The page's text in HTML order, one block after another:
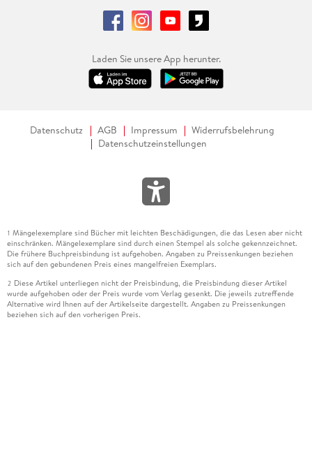
Laden Sie unsere App herunter.
Datenschutz AGB Impressum
Widerrufsbelehrung
Datenschutzeinstellungen
1 Mängelexemplare sind Bücher mit leichten Beschädigungen, die das Lesen aber nicht
einschränken. Mängelexemplare sind durch einen Stempel als solche gekennzeichnet.
Die frühere Buchpreisbindung ist aufgehoben. Angaben zu Preissenkungen beziehen
sich auf den gebundenen Preis eines mangelfreien Exemplars.
2 Diese Artikel unterliegen nicht der Preisbindung, die Preisbindung dieser Artikel
wurde aufgehoben oder der Preis wurde vom Verlag gesenkt. Die jeweils zutreffende
Alternative wird Ihnen auf der Artikelseite dargestellt. Angaben zu Preissenkungen
beziehen sich auf den vorherigen Preis.